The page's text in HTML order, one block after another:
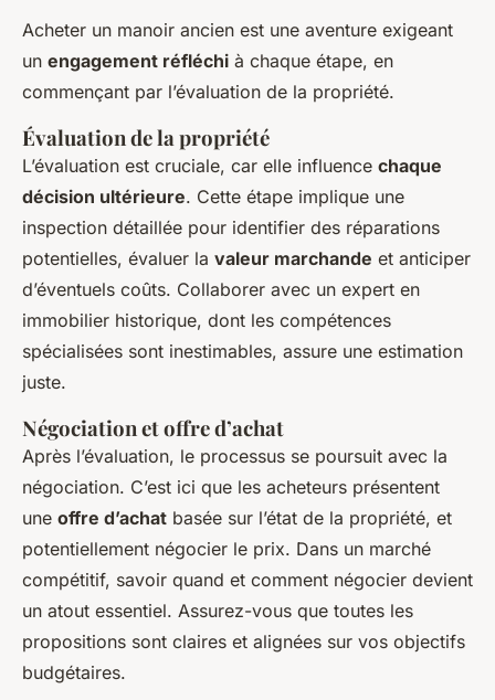
Acheter un manoir ancien est une aventure exigeant
un engagement réfléchi à chaque étape, en
commençant par l’évaluation de la propriété.
Évaluation de la propriété
L’évaluation est cruciale, car elle influence chaque
décision ultérieure. Cette étape implique une
inspection détaillée pour identifier des réparations
potentielles, évaluer la valeur marchande et anticiper
d’éventuels coûts. Collaborer avec un expert en
immobilier historique, dont les compétences
spécialisées sont inestimables, assure une estimation
juste.
Négociation et offre d’achat
Après l’évaluation, le processus se poursuit avec la
négociation. C’est ici que les acheteurs présentent
une offre d’achat basée sur l’état de la propriété, et
potentiellement négocier le prix. Dans un marché
compétitif, savoir quand et comment négocier devient
un atout essentiel. Assurez-vous que toutes les
propositions sont claires et alignées sur vos objectifs
budgétaires.